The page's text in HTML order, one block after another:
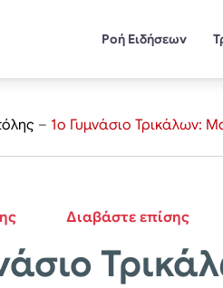
Ροή Ειδήσεων
– 1ο Γυμνάσιο Τρικάλων:
Διαβάστε επίσης